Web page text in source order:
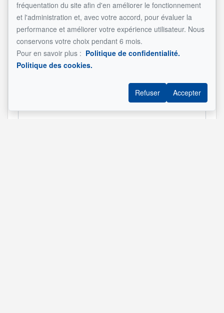
propriété
Je souhaite visiter une propriété
Je souhaite faire évaluer ma propriété
Je souhaite avoir une séance d'information privé
Sélectionner le ou les services.
fréquentation du site afin d'en améliorer le fonctionnement
et l'administration et, avec votre accord, pour évaluer la
performance et améliorer votre expérience utilisateur. Nous
conservons votre choix pendant 6 mois.
Pour en savoir plus : Politique de confidentialité.
Politique des cookies.
Refuser Accepter